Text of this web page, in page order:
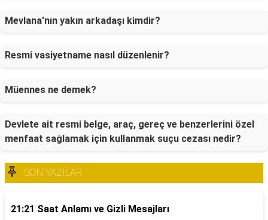
Mevlana'nın yakın arkadaşı kimdir?
Resmi vasiyetname nasıl düzenlenir?
Müennes ne demek?
Devlete ait resmi belge, araç, gereç ve benzerlerini özel
menfaat sağlamak için kullanmak suçu cezası nedir?
SON YAZILAR
21:21 Saat Anlamı ve Gizli Mesajları